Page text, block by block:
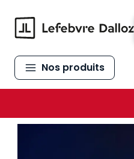
Nos produits